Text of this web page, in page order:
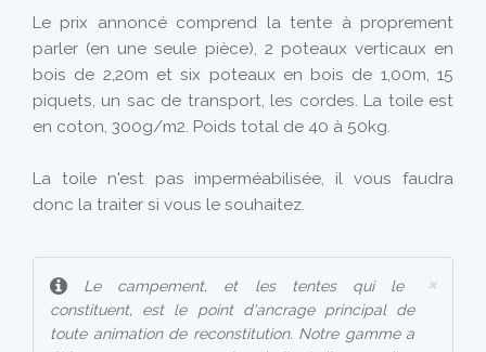
Le prix annoncé comprend la tente à proprement
parler (en une seule pièce), 2 poteaux verticaux en
bois de 2,20m et six poteaux en bois de 1,00m, 15
piquets, un sac de transport, les cordes. La toile est
en coton, 300g/m2. Poids total de 40 à 50kg.
La toile n'est pas imperméabilisée, il vous faudra
donc la traiter si vous le souhaitez.
×
Le campement, et les tentes qui le
constituent, est le point d'ancrage principal de
toute animation de reconstitution. Notre gamme a